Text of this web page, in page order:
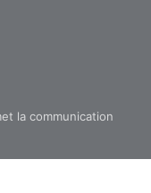
la communication